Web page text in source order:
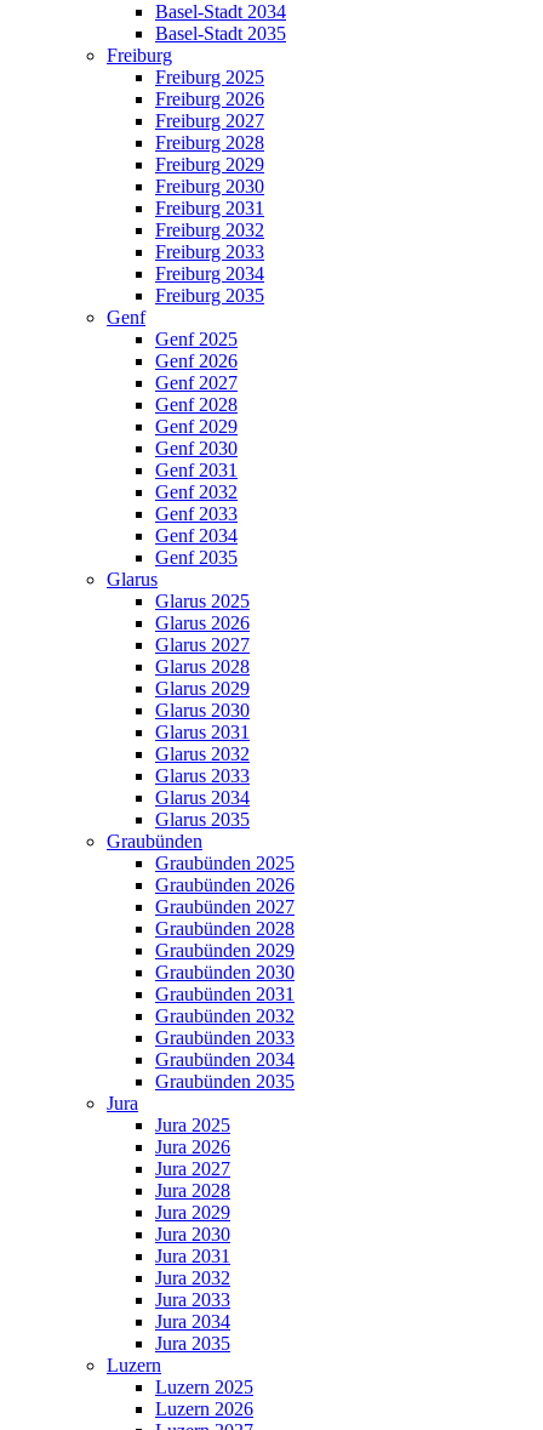
Basel-Stadt 2034
Basel-Stadt 2035
Freiburg
Freiburg 2025
Freiburg 2026
Freiburg 2027
Freiburg 2028
Freiburg 2029
Freiburg 2030
Freiburg 2031
Freiburg 2032
Freiburg 2033
Freiburg 2034
Freiburg 2035
Genf
Genf 2025
Genf 2026
Genf 2027
Genf 2028
Genf 2029
Genf 2030
Genf 2031
Genf 2032
Genf 2033
Genf 2034
Genf 2035
Glarus
Glarus 2025
Glarus 2026
Glarus 2027
Glarus 2028
Glarus 2029
Glarus 2030
Glarus 2031
Glarus 2032
Glarus 2033
Glarus 2034
Glarus 2035
Graubünden
Graubünden 2025
Graubünden 2026
Graubünden 2027
Graubünden 2028
Graubünden 2029
Graubünden 2030
Graubünden 2031
Graubünden 2032
Graubünden 2033
Graubünden 2034
Graubünden 2035
Jura
Jura 2025
Jura 2026
Jura 2027
Jura 2028
Jura 2029
Jura 2030
Jura 2031
Jura 2032
Jura 2033
Jura 2034
Jura 2035
Luzern
Luzern 2025
Luzern 2026